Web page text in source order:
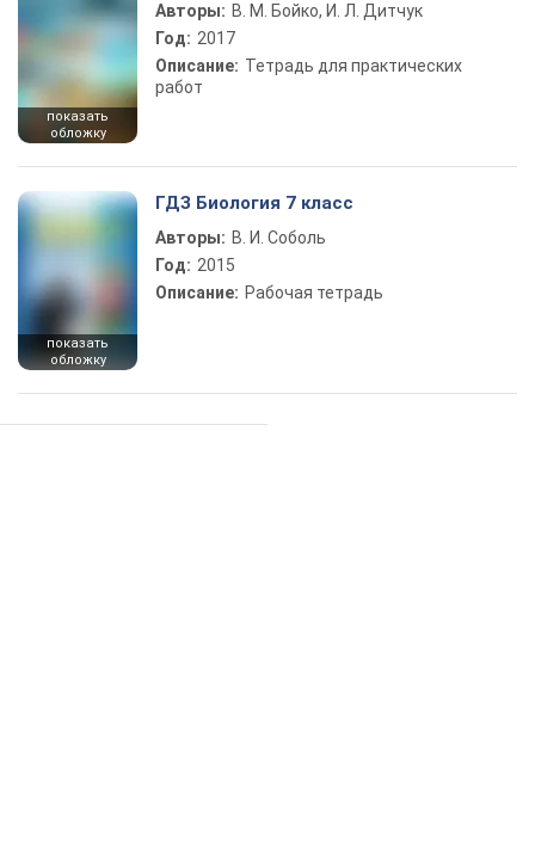
показать
обложку
Авторы: В. М. Бойко, И. Л. Дитчук
Год: 2017
Описание: Тетрадь для практических
работ
показать
обложку
ГДЗ Биология 7 класс
Авторы: В. И. Соболь
Год: 2015
Описание: Рабочая тетрадь